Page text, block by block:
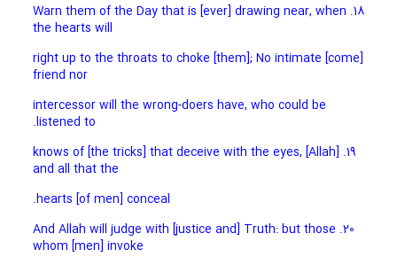
18. Warn them of the Day that is [ever] drawing near, when
the hearts will
[come] right up to the throats to choke [them]; No intimate
friend nor
intercessor will the wrong-doers have, who could be
listened to.
19. [Allah] knows of [the tricks] that deceive with the eyes,
and all that the
hearts [of men] conceal.
20. And Allah will judge with [justice and] Truth: but those
whom [men] invoke